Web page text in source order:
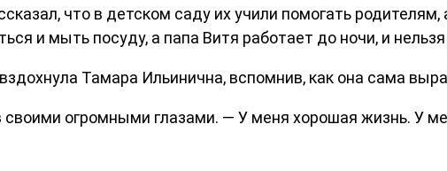
что в детском саду их учили помогать
и мыть посуду, а папа Витя работает до ночи, и нельзя
Тамара Ильинична, вспомнив, как она сама
огромными глазами. — У меня хорошая жизнь. У